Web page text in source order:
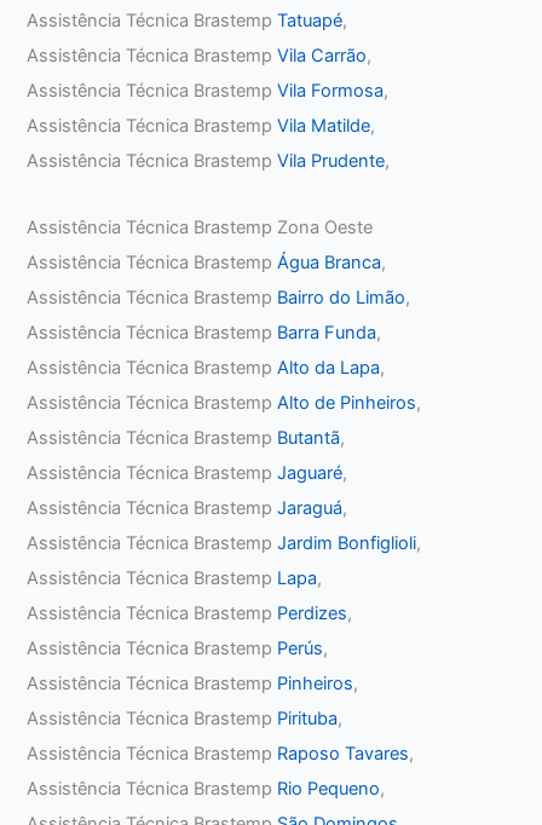
Assistência Técnica BrastempTatuapé,
Assistência Técnica BrastempVila Carrão,
Assistência Técnica BrastempVila Formosa,
Assistência Técnica BrastempVila Matilde,
Assistência Técnica BrastempVila Prudente,
Assistência Técnica Brastemp Zona Oeste
Assistência Técnica BrastempÁgua Branca,
Assistência Técnica Brastemp Bairro do Limão,
Assistência Técnica Brastemp Barra Funda,
Assistência Técnica BrastempAlto da Lapa,
Assistência Técnica BrastempAlto de Pinheiros,
Assistência Técnica Brastemp Butantã,
Assistência Técnica BrastempJaguaré,
Assistência Técnica BrastempJaraguá,
Assistência Técnica BrastempJardim Bonfiglioli,
Assistência Técnica Brastemp Lapa,
Assistência Técnica Brastemp Perdizes,
Assistência Técnica Brastemp Perús,
Assistência Técnica Brastemp Pinheiros,
Assistência Técnica Brastemp Pirituba,
Assistência Técnica Brastemp Raposo Tavares,
Assistência Técnica Brastemp Rio Pequeno,